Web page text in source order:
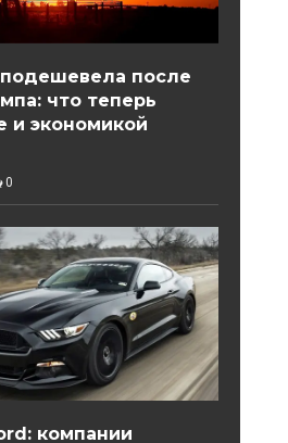
после
что теперь
и экономикой
0
компании